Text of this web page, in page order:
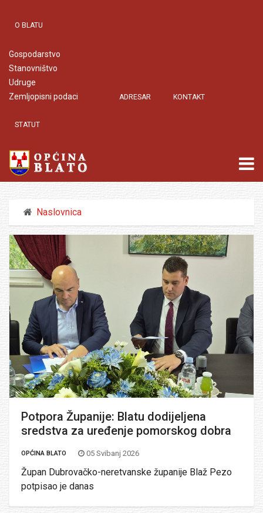
O BLATU
Gospodarstvo
Stanovništvo
Udruge
Zemljopisni podaci
ADRESAR KONTAKT
STATUT
Naslovnica
Potpora Županije: Blatu dodijeljena
sredstva za uređenje pomorskog dobra
OPĆINA BLATO 05 Svibanj 2026
Župan Dubrovačko-neretvanske županije Blaž Pezo
potpisao je danas